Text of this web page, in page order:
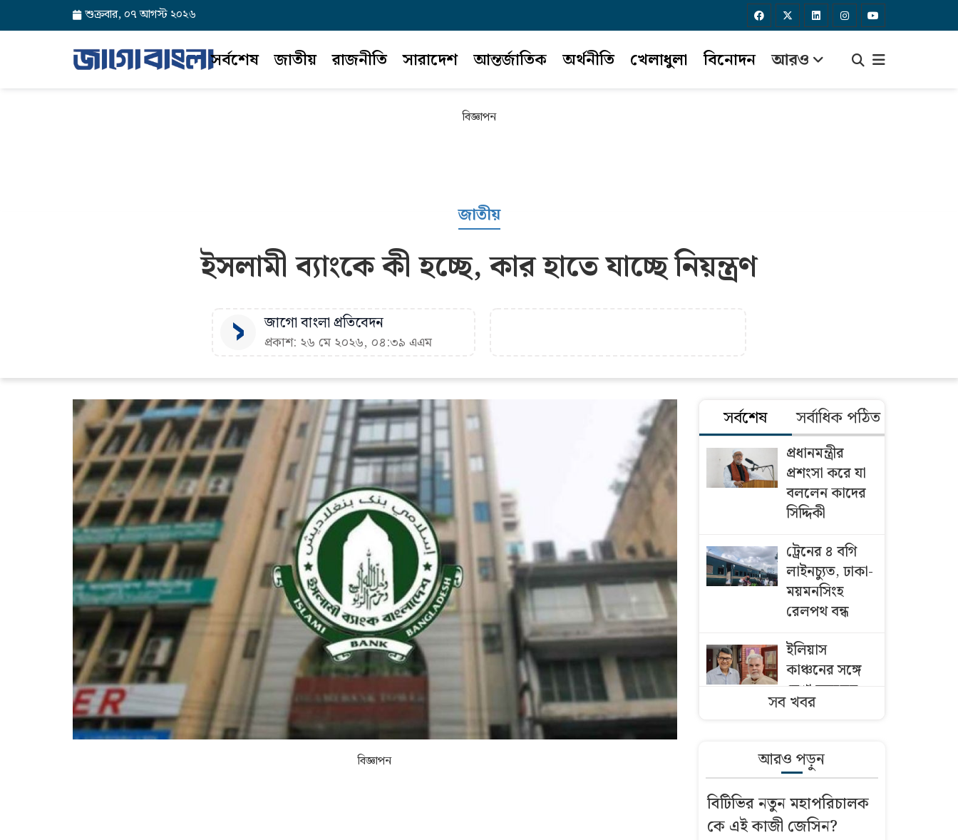
শুক্রবার, ০৭ আগস্ট ২০২৬
সর্বশেষ জাতীয় রাজনীতি সারাদেশ আন্তর্জাতিক অর্থনীতি খেলাধুলা বিনোদন আরও
বিজ্ঞাপন
জাতীয়
ইসলামী ব্যাংকে কী হচ্ছে, কার হাতে যাচ্ছে নিয়ন্ত্রণ
জাগো বাংলা প্রতিবেদন
প্রকাশ: ২৬ মে ২০২৬, ০৪:৩৯ এএম
বিজ্ঞাপন
সর্বশেষ সর্বাধিক পঠিত
প্রধানমন্ত্রীর
প্রশংসা করে যা
বললেন কাদের
সিদ্দিকী
ট্রেনের ৪ বগি
লাইনচ্যুত, ঢাকা-
ময়মনসিংহ
রেলপথ বন্ধ
ইলিয়াস
কাঞ্চনের সঙ্গে
দেখা করলেন
আলমগীর, যে
যেসব জেলায়
৬০ কিমি বেগে
ঝড়ের আভাস
সব খবর
আরও পড়ুন
বিটিভির নতুন মহাপরিচালক
কে এই কাজী জেসিন?